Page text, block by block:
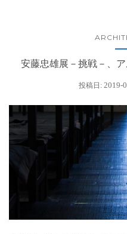
安藤忠雄展－挑戦－、
投稿日: 2019-